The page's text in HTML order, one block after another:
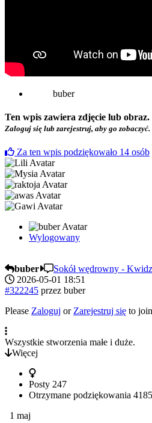
buber
Ten wpis zawiera zdjęcie lub obraz.
Zaloguj się lub zarejestruj, aby go zobaczyć.
Za ten wpis podziękowało 14 osób
Wylogowany
buber
Sokół wędrowny -
2026-05-01 18:51
#322245 przez buber
Please Zaloguj or Zarejestruj się to
Wszystkie stworzenia małe i duże.
Więcej
Posty 247
Otrzymane podziękowania 4185
1 maj